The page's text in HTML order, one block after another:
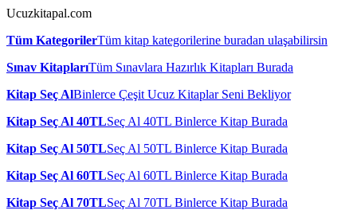
Ucuzkitapal.com
Tüm KategorilerTüm kitap kategorilerine buradan ulaşabilirsin
Sınav KitaplarıTüm Sınavlara Hazırlık Kitapları Burada
Kitap Seç AlBinlerce Çeşit Ucuz Kitaplar Seni Bekliyor
Kitap Seç Al 40TLSeç Al 40TL Binlerce Kitap Burada
Kitap Seç Al 50TLSeç Al 50TL Binlerce Kitap Burada
Kitap Seç Al 60TLSeç Al 60TL Binlerce Kitap Burada
Kitap Seç Al 70TLSeç Al 70TL Binlerce Kitap Burada